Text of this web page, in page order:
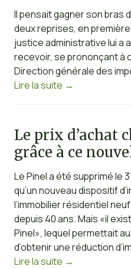
Il pensait gagner son bras
deux reprises, en
justice administrative lui a
recevoir, se prononçant à
Direction générale des
Lire la suite →
Le prix d’achat
grâce à ce
Le Pinel a été supprimé le
qu’un nouveau dispositif
l’immobilier résidentiel
depuis 40 ans. Mais «il
Pinel», lequel permettait
d’obtenir une réduction
Lire la suite →